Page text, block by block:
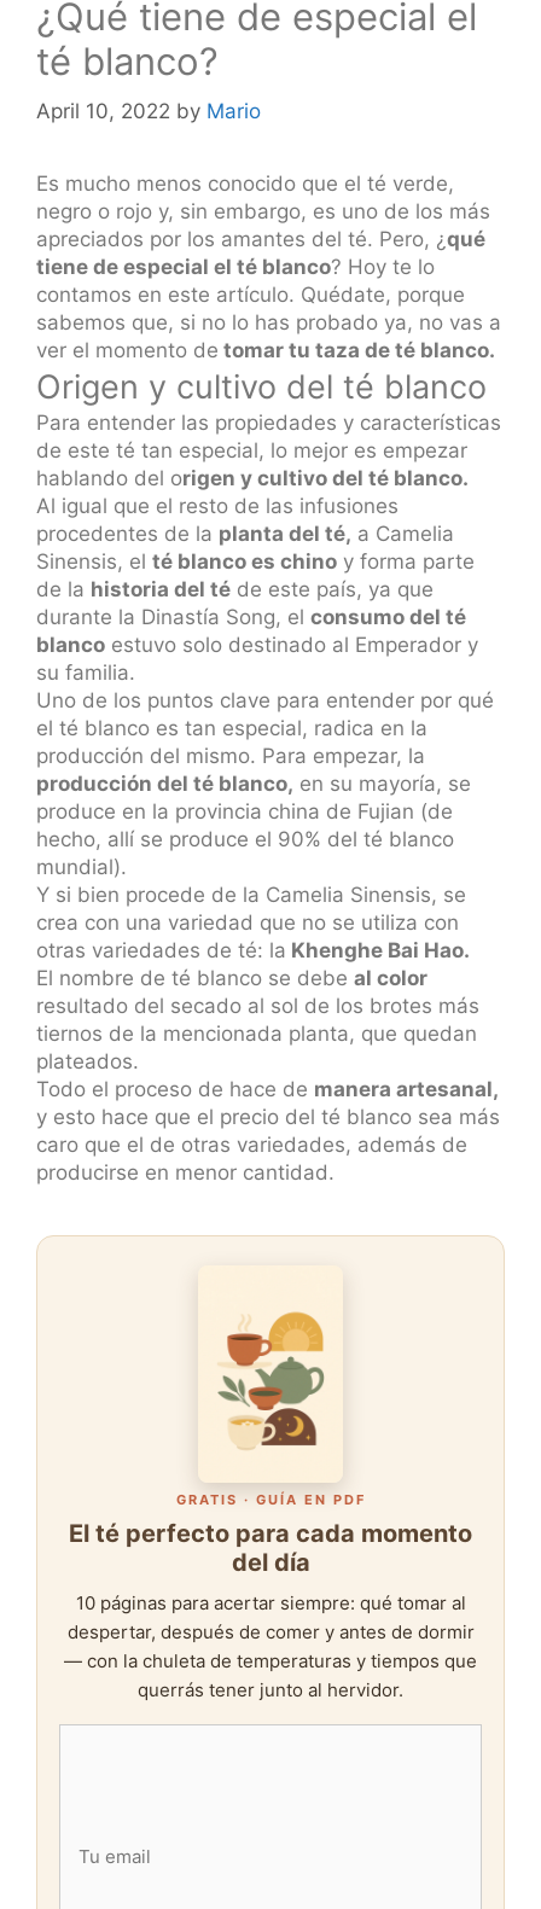
¿Qué tiene de especial el
té blanco?
April 10, 2022 by Mario
Es mucho menos conocido que el té verde,
negro o rojo y, sin embargo, es uno de los más
apreciados por los amantes del té. Pero, ¿qué
tiene de especial el té blanco? Hoy te lo
contamos en este artículo. Quédate, porque
sabemos que, si no lo has probado ya, no vas a
ver el momento de tomar tu taza de té blanco.
Origen y cultivo del té blanco
Para entender las propiedades y características
de este té tan especial, lo mejor es empezar
hablando del origen y cultivo del té blanco.
Al igual que el resto de las infusiones
procedentes de la planta del té, a Camelia
Sinensis, el té blanco es chino y forma parte
de la historia del té de este país, ya que
durante la Dinastía Song, el consumo del té
blanco estuvo solo destinado al Emperador y
su familia.
Uno de los puntos clave para entender por qué
el té blanco es tan especial, radica en la
producción del mismo. Para empezar, la
producción del té blanco, en su mayoría, se
produce en la provincia china de Fujian (de
hecho, allí se produce el 90% del té blanco
mundial).
Y si bien procede de la Camelia Sinensis, se
crea con una variedad que no se utiliza con
otras variedades de té: la Khenghe Bai Hao.
El nombre de té blanco se debe al color
resultado del secado al sol de los brotes más
tiernos de la mencionada planta, que quedan
plateados.
Todo el proceso de hace de manera artesanal,
y esto hace que el precio del té blanco sea más
caro que el de otras variedades, además de
producirse en menor cantidad.
GRATIS · GUÍA EN PDF
El té perfecto para cada momento
del día
10 páginas para acertar siempre: qué tomar al
despertar, después de comer y antes de dormir
— con la chuleta de temperaturas y tiempos que
querrás tener junto al hervidor.